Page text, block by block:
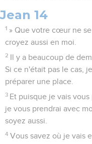
Jean 14
1 » Que votre cœur ne
croyez aussi en moi.
2 Il y a beaucoup de
Si ce n'était pas le cas,
préparer une place.
3 Et puisque je vais
je vous prendrai avec
soyez aussi.
4 Vous savez où je vais